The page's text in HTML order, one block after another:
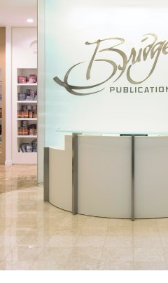
avancées
de Flag
Scientologie au monde
- Chef ecclésiastique